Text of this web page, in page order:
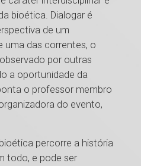
bioética. Dialogar é
de um
uma das correntes, o
por outras
a oportunidade da
o professor membro
do evento,
percorre a história
todo, e pode ser